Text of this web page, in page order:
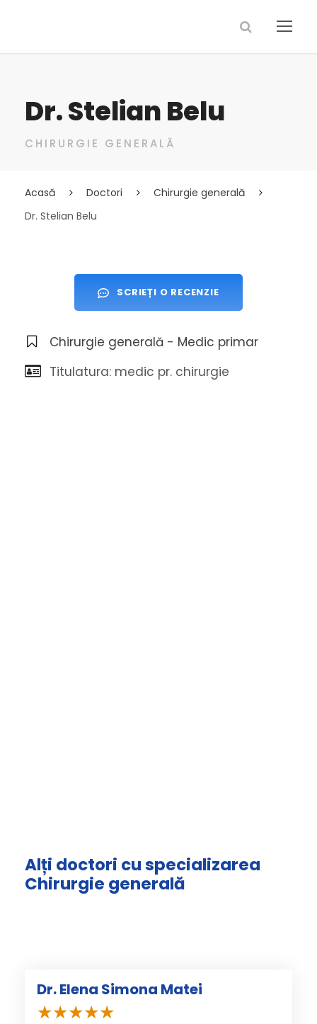
Dr. Stelian Belu
CHIRURGIE GENERALĂ
Acasă Doctori
Chirurgie generală
Dr. Stelian Belu
SCRIEȚI O RECENZIE
Chirurgie generală - Medic primar
Titulatura: medic pr. chirurgie
Alți doctori cu specializarea
Chirurgie generală
Dr. Elena Simona Matei